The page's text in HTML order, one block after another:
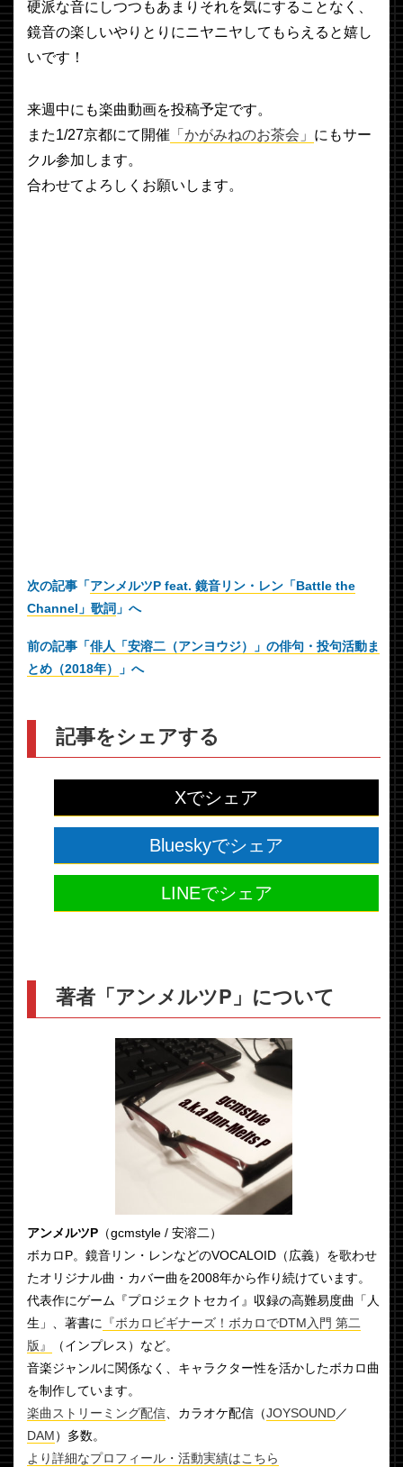
硬派な音にしつつもあまりそれを気にすることなく、
鏡音の楽しいやりとりにニヤニヤしてもらえると嬉し
いです！
来週中にも楽曲動画を投稿予定です。
また1/27京都にて開催 「かがみねのお茶会」 にもサー
クル参加します。
合わせてよろしくお願いします。
次の記事「アンメルツP feat. 鏡音リン・レン「Battle the
Channel」歌詞 」へ
前の記事「俳人「安溶二（アンヨウジ）」の俳句・投句活動ま
とめ（2018年）
」へ
記事をシェアする
Xでシェア
Blueskyでシェア
LINEでシェア
著者「アンメルツP」について
アンメルツP （gcmstyle / 安溶二）
ボカロP。鏡音リン・レンなどのVOCALOID（広義）を歌わせ
たオリジナル曲・カバー曲を2008年から作り続けています。
代表作にゲーム『プロジェクトセカイ』収録の高難易度曲「人
生」、著書に
『ボカロビギナーズ！ボカロでDTM入門 第二
版』
（インプレス）など。
音楽ジャンルに関係なく、キャラクター性を活かしたボカロ曲
を制作しています。
楽曲ストリーミング配信 、カラオケ配信（JOYSOUND／
DAM）多数。
より詳細なプロフィール・活動実績はこちら